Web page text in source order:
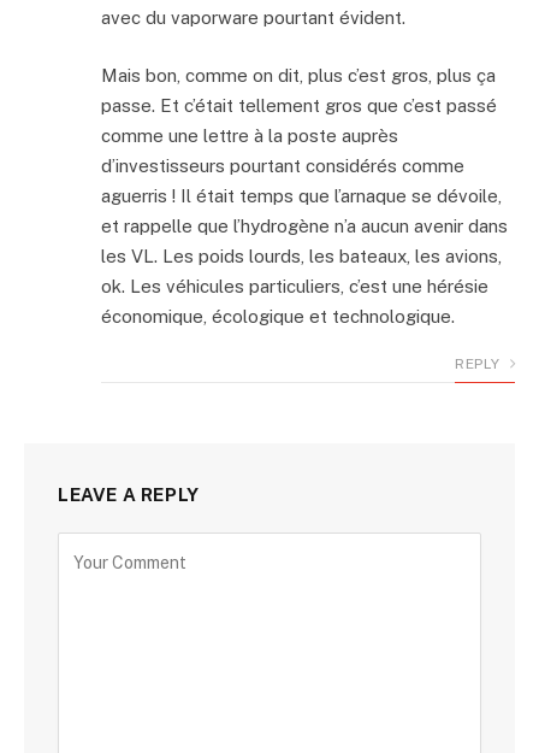
avec du vaporware pourtant évident.
Mais bon, comme on dit, plus c’est gros, plus ça
passe. Et c’était tellement gros que c’est passé
comme une lettre à la poste auprès
d’investisseurs pourtant considérés comme
aguerris ! Il était temps que l’arnaque se dévoile,
et rappelle que l’hydrogène n’a aucun avenir dans
les VL. Les poids lourds, les bateaux, les avions,
ok. Les véhicules particuliers, c’est une hérésie
économique, écologique et technologique.
REPLY
LEAVE A REPLY